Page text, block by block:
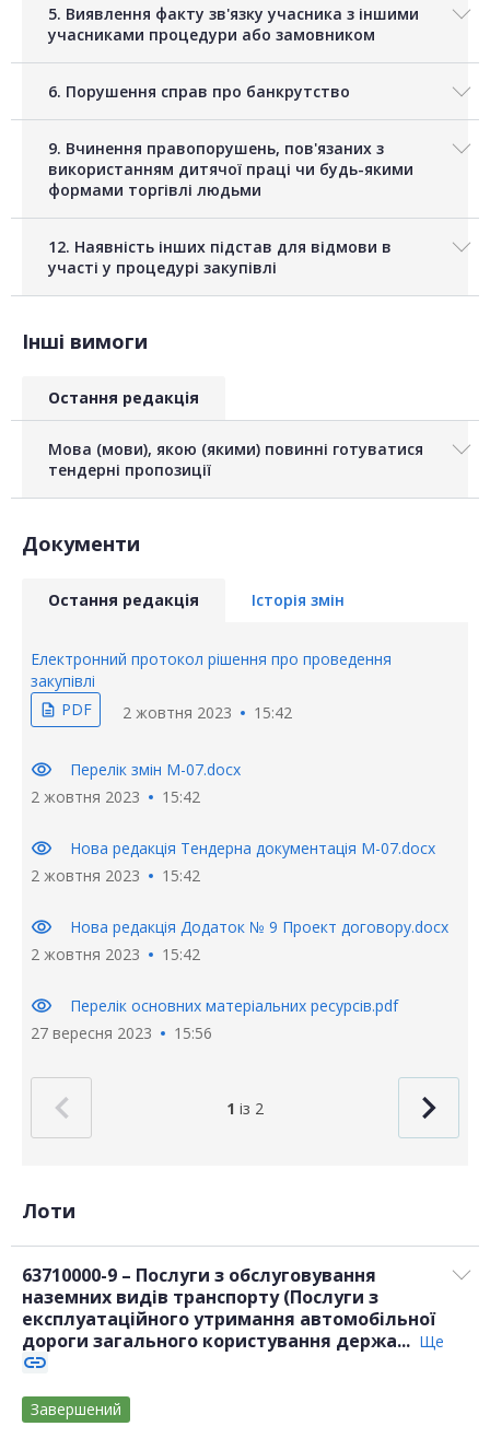
5. Виявлення факту зв'язку учасника з іншими
учасниками процедури або замовником
6. Порушення справ про банкрутство
9. Вчинення правопорушень, пов'язаних з
використанням дитячої праці чи будь-якими
формами торгівлі людьми
12. Наявність інших підстав для відмови в
участі у процедурі закупівлі
Інші вимоги
Остання редакція
Мова (мови), якою (якими) повинні готуватися
тендерні пропозиції
Документи
Остання редакція Історія змін
Електронний протокол рішення про проведення
закупівлі
description PDF 2 жовтня 2023 15:42
visibility
Перелік змін М-07.docx
2 жовтня 2023
15:42
visibility
Нова редакція Тендерна документація М-07.docx
2 жовтня 2023
15:42
visibility
Нова редакція Додаток № 9 Проект договору.docx
2 жовтня 2023
15:42
visibility
Перелік основних матеріальних ресурсів.pdf
27 вересня 2023
15:56
1 із 2
Лоти
63710000-9 – Послуги з обслуговування
наземних видів транспорту (Послуги з
експлуатаційного утримання автомобільної
дороги загального користування держа... Ще
link
Завершений